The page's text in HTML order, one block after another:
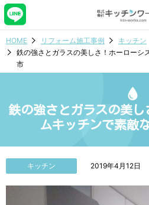
HOME リフォーム施工事例
キッチン
鉄の強さとガラスの美しさ！ホーローシ
市
鉄の強さとガラスの美
ムキッチンで素敵
キッチン 2019年4月12日